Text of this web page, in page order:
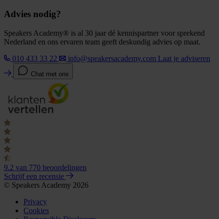
Advies nodig?
Speakers Academy® is al 30 jaar dé kennispartner voor sprekend
Nederland en ons ervaren team geeft deskundig advies op maat.
010 433 33 22
info@speakersacademy.com Laat je adviseren
Chat met ons
9.2 van 770 beoordelingen
Schrijf een recensie
© Speakers Academy 2026
Privacy
Cookies